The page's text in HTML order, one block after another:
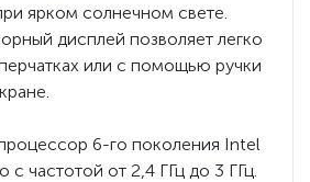
ярком солнечном свете.
дисплей позволяет легко
или с помощью ручки
6-го поколения Intel
частотой от 2,4 ГГц до 3 ГГц.